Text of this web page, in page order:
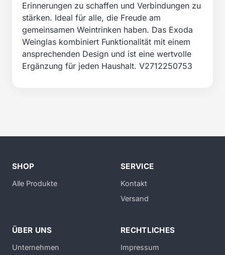
Erinnerungen zu schaffen und Verbindungen zu
stärken. Ideal für alle, die Freude am
gemeinsamen Weintrinken haben. Das Exoda
Weinglas kombiniert Funktionalität mit einem
ansprechenden Design und ist eine wertvolle
Ergänzung für jeden Haushalt. V2712250753
SHOP
Alle Produkte
SERVICE
Kontakt
Versand
ÜBER UNS
Unternehmen
RECHTLICHES
Impressum